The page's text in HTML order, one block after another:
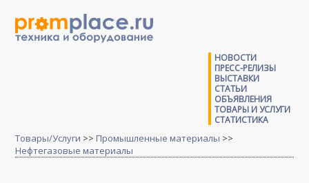
НОВОСТИ
ПРЕСС-РЕЛИЗЫ
ВЫСТАВКИ
СТАТЬИ
ОБЪЯВЛЕНИЯ
ТОВАРЫ И УСЛУГИ
СТАТИСТИКА
Товары/Услуги >> Промышленные материалы >>
Нефтегазовые материалы